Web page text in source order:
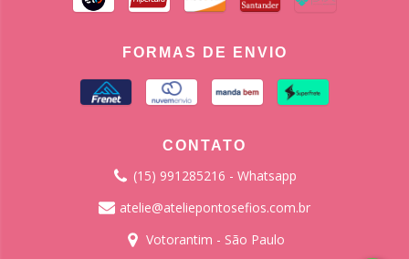
FORMAS DE ENVIO
CONTATO
(15) 991285216 - Whatsapp
atelie@ateliepontosefios.com.br
Votorantim - São Paulo